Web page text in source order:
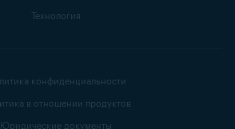
Технология
конфиденциальности
в отношении продуктов
Юридические документы